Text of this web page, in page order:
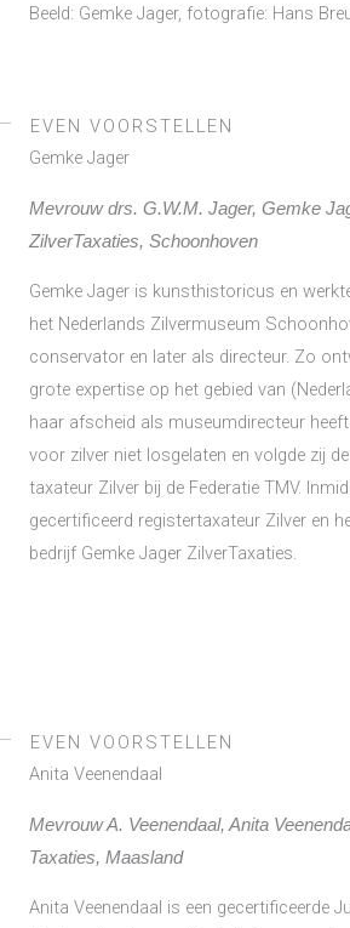
Beeld: Gemke Jager, fotografie: Hans
EVEN VOORSTELLEN
Gemke Jager
Mevrouw drs. G.W.M. Jager, Gemke
ZilverTaxaties, Schoonhoven
Gemke Jager is kunsthistoricus en
het Nederlands Zilvermuseum
conservator en later als directeur. Zo
grote expertise op het gebied van
haar afscheid als museumdirecteur
voor zilver niet losgelaten en volgde zij
taxateur Zilver bij de Federatie TMV.
gecertificeerd registertaxateur Zilver en
bedrijf Gemke Jager ZilverTaxaties.
EVEN VOORSTELLEN
Anita Veenendaal
Mevrouw A. Veenendaal, Anita
Taxaties, Maasland
Anita Veenendaal is een gecertificeerde